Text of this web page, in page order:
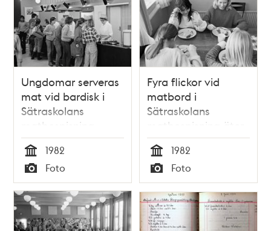
Ungdomar serveras
mat vid bardisk i
Sätraskolans
matbespisning.
Tid
1982
Typ
Foto
Fyra flickor vid
matbord i
Sätraskolans
matbespisning äter
korv och
potatismos.
Tid
1982
Typ
Foto